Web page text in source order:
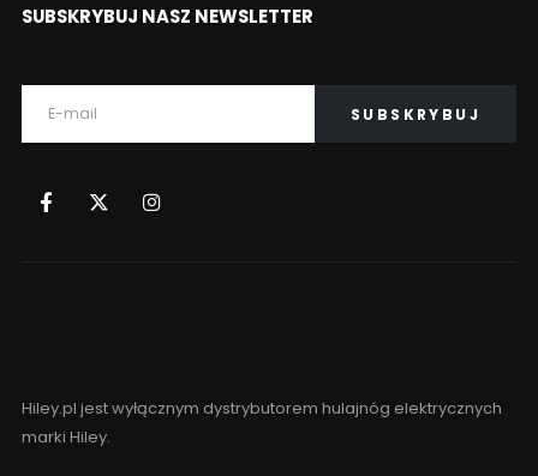
SUBSKRYBUJ NASZ NEWSLETTER
Hiley.pl jest wyłącznym dystrybutorem hulajnóg elektrycznych
marki Hiley.